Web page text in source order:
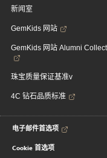
新闻室
GemKids 网站
GemKids 网站 Alumni
珠宝质量保证基准v
4C 钻石品质标准
电子邮件首选项
Cookie 首选项